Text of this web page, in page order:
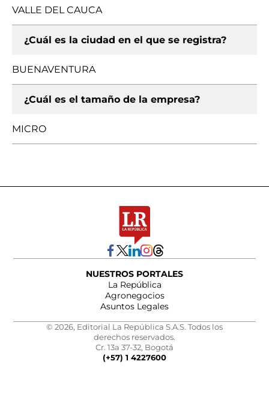
VALLE DEL CAUCA
¿Cuál es la ciudad en el que se registra?
BUENAVENTURA
¿Cuál es el tamaño de la empresa?
MICRO
NUESTROS PORTALES
La República
Agronegocios
Asuntos Legales
© 2026, Editorial La República S.A.S. Todos los
derechos reservados.
Cr. 13a 37-32, Bogotá
(+57) 1 4227600